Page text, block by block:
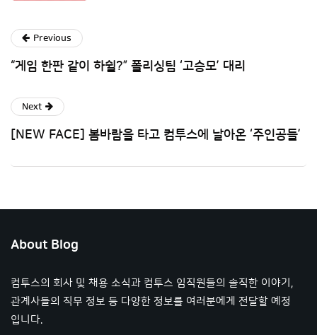
Previous
“게임 한판 같이 하쉴?” 폴리싱팀 ‘고승모’ 대리
Next
[NEW FACE] 봄바람을 타고 컴투스에 날아온 ‘주인공들’
About Blog
컴투스의 회사 및 채용 소식과 컴투스 임직원들의 솔직한 이야기,
관계사들의 직무 정보 등 다양한 정보를 여러분에게 전달할 예정
입니다.